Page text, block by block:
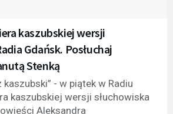
kaszubskiej wersji
Gdańsk. Posłuchaj
Stenką
kaszubski” - w piątek w Radiu
kaszubskiej wersji słuchowiska
Aleksandra